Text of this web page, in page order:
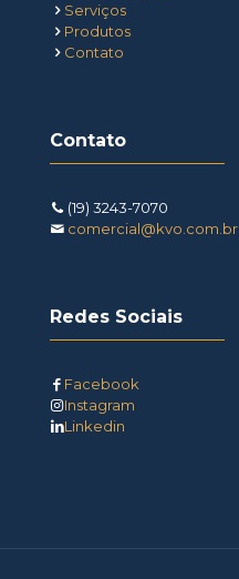
Serviços
Produtos
Contato
Contato
(19) 3243-7070
comercial@kvo.com.br
Redes Sociais
Facebook
Instagram
Linkedin